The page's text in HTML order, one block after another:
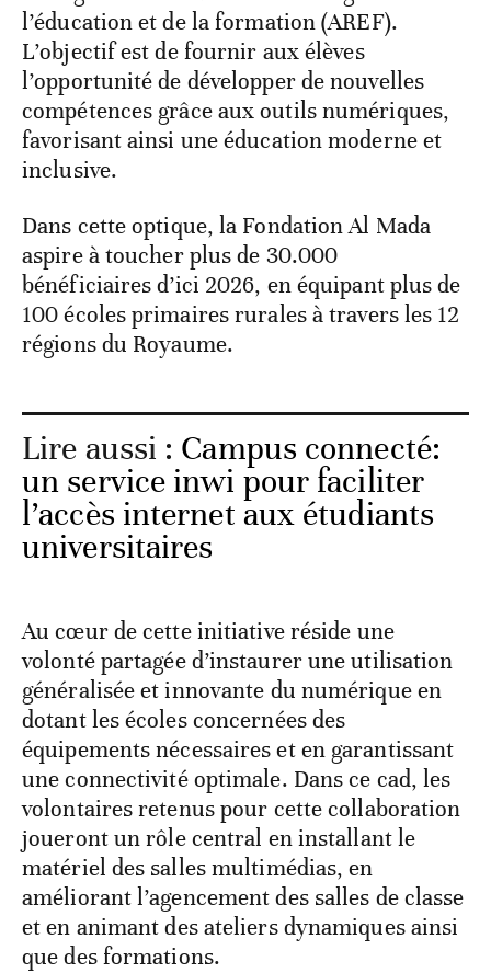
l’éducation et de la formation (AREF).
L’objectif est de fournir aux élèves
l’opportunité de développer de nouvelles
compétences grâce aux outils numériques,
favorisant ainsi une éducation moderne et
inclusive.
Dans cette optique, la Fondation Al Mada
aspire à toucher plus de 30.000
bénéficiaires d’ici 2026, en équipant plus de
100 écoles primaires rurales à travers les 12
régions du Royaume.
Lire aussi : Campus connecté:
un service inwi pour faciliter
l’accès internet aux étudiants
universitaires
Au cœur de cette initiative réside une
volonté partagée d’instaurer une utilisation
généralisée et innovante du numérique en
dotant les écoles concernées des
équipements nécessaires et en garantissant
une connectivité optimale. Dans ce cad, les
volontaires retenus pour cette collaboration
joueront un rôle central en installant le
matériel des salles multimédias, en
améliorant l’agencement des salles de classe
et en animant des ateliers dynamiques ainsi
que des formations.